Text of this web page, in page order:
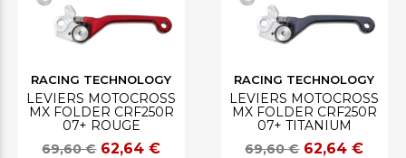
RACING TECHNOLOGY
LEVIERS MOTOCROSS
MX FOLDER CRF250R
07+ ROUGE
69,60 € 62,64 €
RACING TECHNOLOGY
LEVIERS MOTOCROSS
MX FOLDER CRF250R
07+ TITANIUM
69,60 € 62,64 €